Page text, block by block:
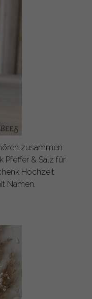
zusammen
Pfeffer & Salz für
Hochzeit
Namen.